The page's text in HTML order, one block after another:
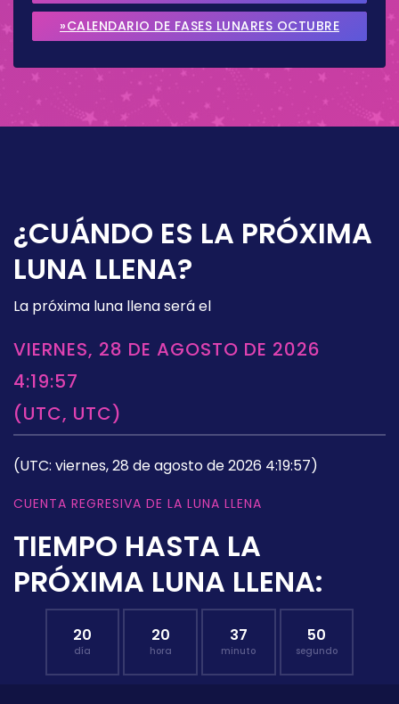
SEPTIEMBRE 2026
»CALENDARIO DE FASES LUNARES OCTUBRE
¿CUÁNDO ES LA PRÓXIMA
LUNA LLENA?
La próxima luna llena será el
VIERNES, 28 DE AGOSTO DE 2026
4:19:57
(UTC, UTC)
(UTC: viernes, 28 de agosto de 2026 4:19:57)
CUENTA REGRESIVA DE LA LUNA LLENA
TIEMPO HASTA LA
PRÓXIMA LUNA LLENA:
20
día
20
hora
37
minuto
49
segundo